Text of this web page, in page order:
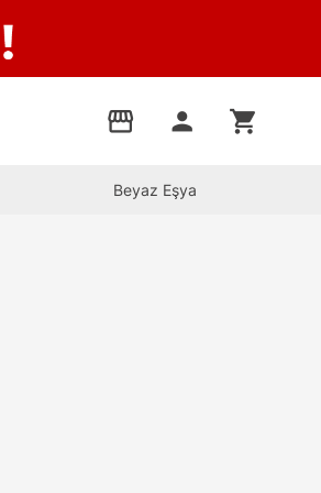
storefront person shopping_cart
Beyaz Eşya